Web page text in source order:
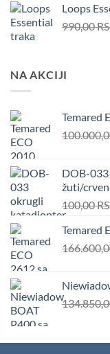
Loops
990,00
NA AKCIJI
Temared
DOB-
žuti/
100,00
Temared